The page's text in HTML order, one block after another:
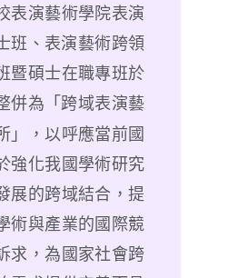
表演藝術學院表演
班、 表演藝術跨領
暨碩士在職專班於
併為 「跨域表演藝
」，以呼應當前 國
強化我國學術研究
展的跨域結合，提
術與產業的國際競
求，為國家社會跨